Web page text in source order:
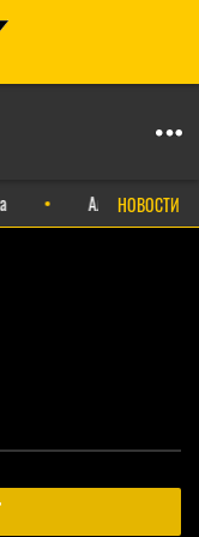
НОВОСТИ
Александр